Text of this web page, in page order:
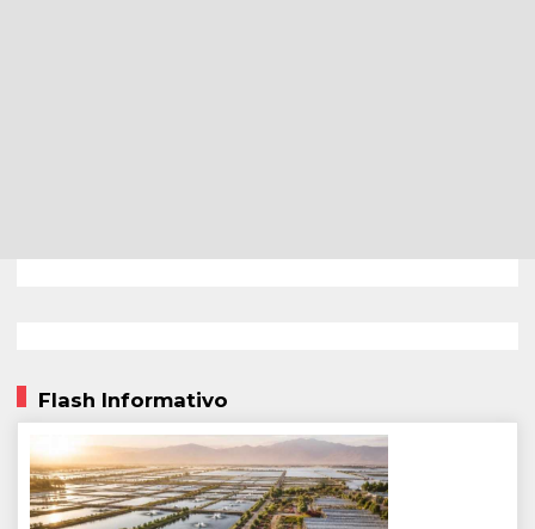
Flash Informativo